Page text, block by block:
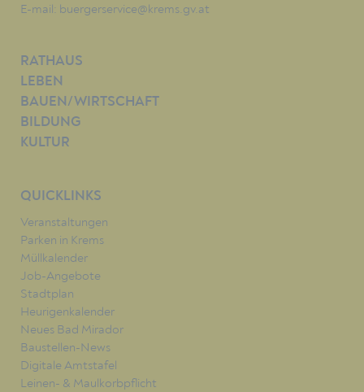
E-mail: buergerservice@krems.gv.at
RATHAUS
LEBEN
BAUEN/WIRTSCHAFT
BILDUNG
KULTUR
QUICKLINKS
Veranstaltungen
Parken in Krems
Müllkalender
Job-Angebote
Stadtplan
Heurigenkalender
Neues Bad Mirador
Baustellen-News
Digitale Amtstafel
Leinen- & Maulkorbpflicht